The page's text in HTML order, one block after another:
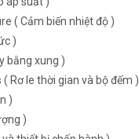
( Cảm biến nhiệt độ )
)
bằng xung )
Rơ le thời gian và bộ đếm )
)
)